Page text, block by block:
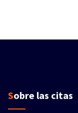
Sobre las citas